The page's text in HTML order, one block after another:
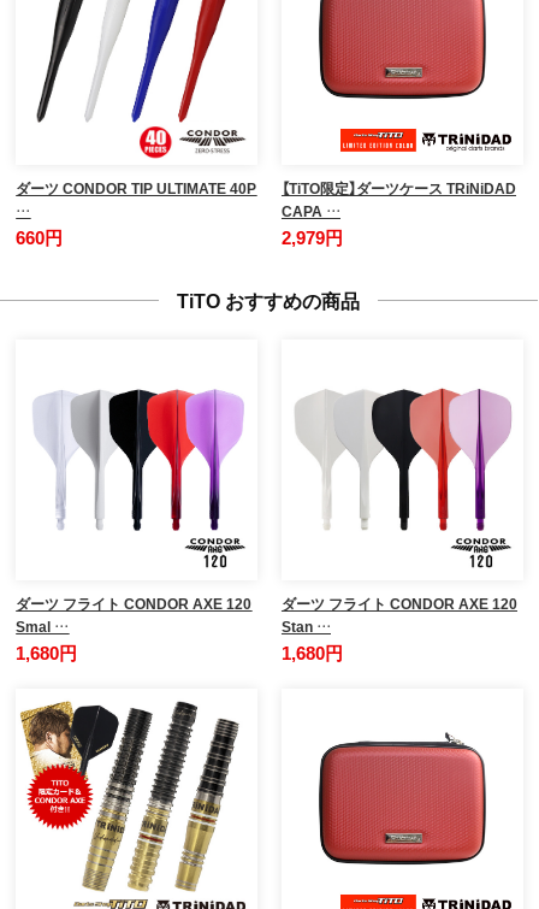
ダーツ CONDOR TIP ULTIMATE 40P
…
660円
【TiTO限定】ダーツケース TRiNiDAD
CAPA …
2,979円
TiTO おすすめの商品
ダーツ フライト CONDOR AXE 120
Smal …
1,680円
ダーツ フライト CONDOR AXE 120
Stan …
1,680円